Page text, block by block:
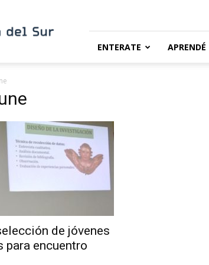
ENTERATE APRENDÉ
de jóvenes
para encuentro